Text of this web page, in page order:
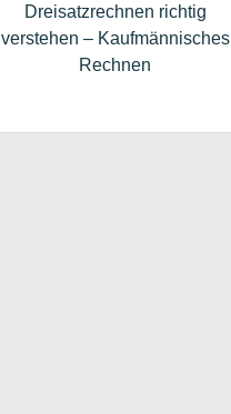
Dreisatzrechnen richtig
verstehen – Kaufmännisches
Rechnen